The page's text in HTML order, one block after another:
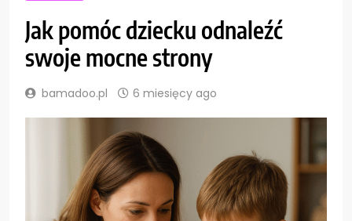
Jak pomóc dziecku odnaleźć
swoje mocne strony
bamadoo.pl 6 miesięcy ago